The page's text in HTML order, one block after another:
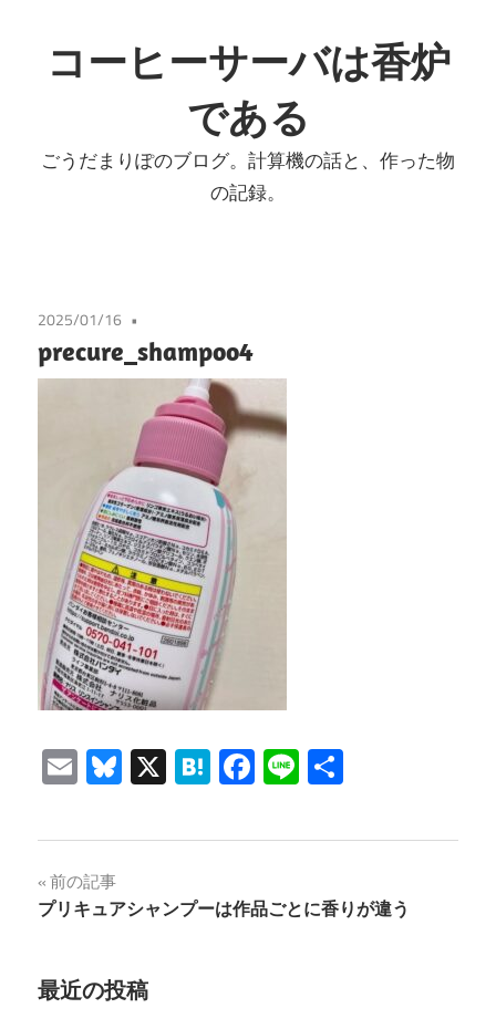
ン
テ
へ
コーヒーサーバは香炉
である
ごうだまりぽのブログ。計算機の話と、作った物
の記録。
2025/01/16
precure_shampoo4
EmailBluesky
X Hatena
Facebook
Line
投
稿
ナ
ビ
前の記事
プリキュアシャンプーは作品ごとに香りが違う
最近の投稿